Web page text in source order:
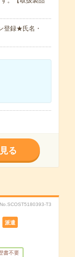
登録★氏名・
る
No.SCOST5180393-T3
派遣
書不要